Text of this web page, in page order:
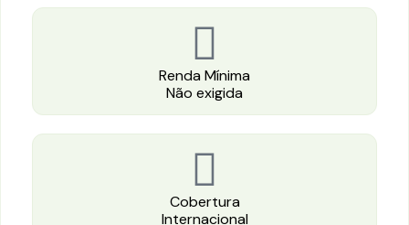
Renda Mínima
Não exigida
Cobertura
Internacional